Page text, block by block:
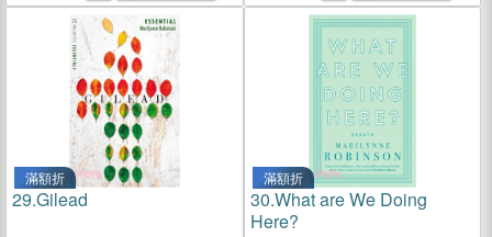
滿額折
29.Gilead
滿額折
30.What are We Doing
Here?